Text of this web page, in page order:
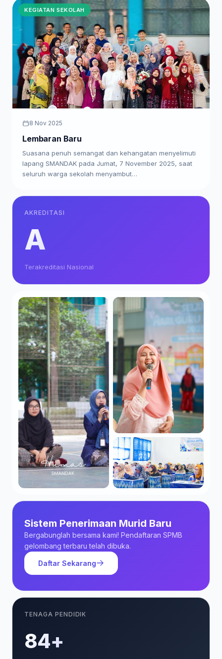
KEGIATAN SEKOLAH
8 Nov 2025
Lembaran Baru
Suasana penuh semangat dan kehangatan menyelimuti
lapang SMANDAK pada Jumat, 7 November 2025, saat
seluruh warga sekolah menyambut…
AKREDITASI
A
Terakreditasi Nasional
Sistem Penerimaan Murid Baru
Bergabunglah bersama kami! Pendaftaran SPMB
gelombang terbaru telah dibuka.
Daftar Sekarang
TENAGA PENDIDIK
85+